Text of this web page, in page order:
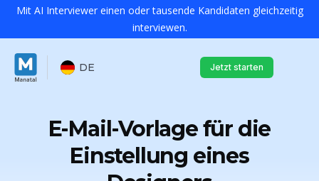
Mit AI Interviewer einen oder tausende Kandidaten gleichzeitig
interviewen.
DE Jetzt starten
E-Mail-Vorlage für die
Einstellung eines